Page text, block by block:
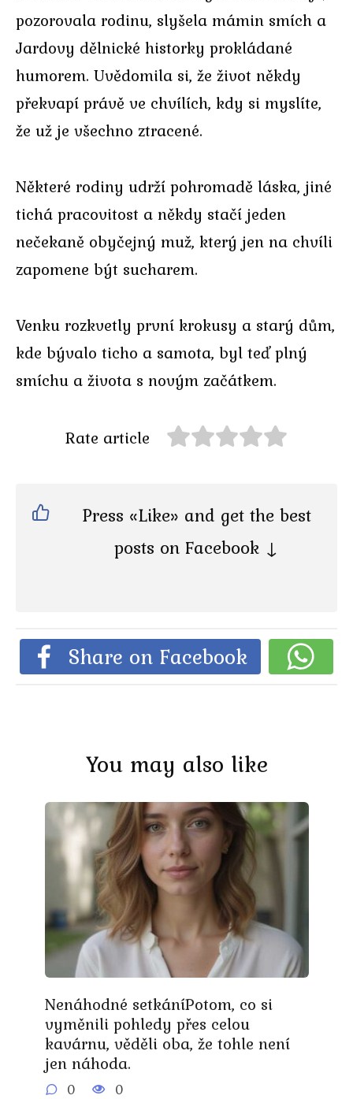
pozorovala rodinu, slyšela mámin smích a
Jardovy dělnické historky prokládané
humorem. Uvědomila si, že život někdy
překvapí právě ve chvílích, kdy si myslíte,
že už je všechno ztracené.
Některé rodiny udrží pohromadě láska, jiné
tichá pracovitost a někdy stačí jeden
nečekaně obyčejný muž, který jen na chvíli
zapomene být sucharem.
Venku rozkvetly první krokusy a starý dům,
kde bývalo ticho a samota, byl teď plný
smíchu a života s novým začátkem.
Rate article
Press «Like» and get the best
posts on Facebook ↓
Share on Facebook
You may also like
Nenáhodné setkáníPotom, co si
vyměnili pohledy přes celou
kavárnu, věděli oba, že tohle není
jen náhoda.
0 0